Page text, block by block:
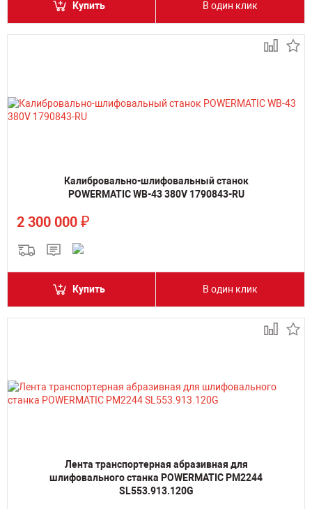
Купить В один клик
Калибровально-шлифовальный станок
POWERMATIC WB-43 380V 1790843-RU
2 300 000 ₽
Купить В один клик
Лента транспортерная абразивная для
шлифовального станка POWERMATIC PM2244
SL553.913.120G